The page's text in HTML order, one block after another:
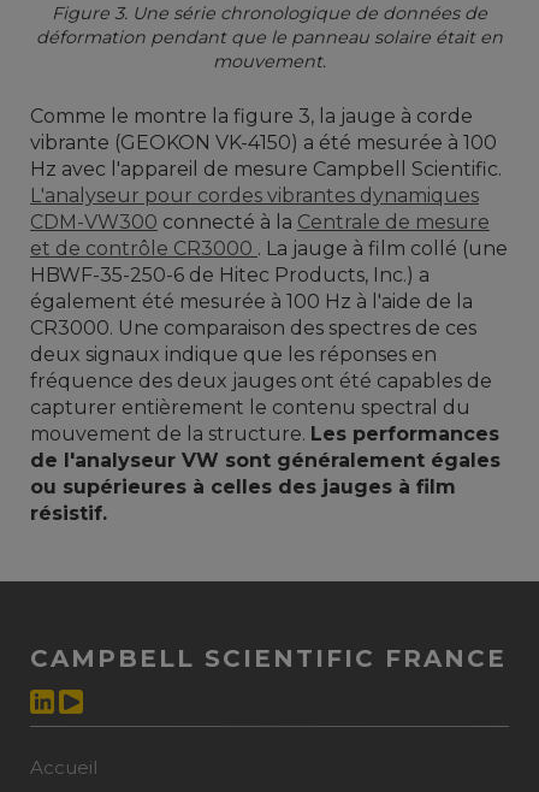
Figure 3. Une série chronologique de données de
déformation pendant que le panneau solaire était en
mouvement.
Comme le montre la figure 3, la jauge à corde
vibrante (GEOKON VK-4150) a été mesurée à 100
Hz avec l'appareil de mesure Campbell Scientific.
L'analyseur pour cordes vibrantes dynamiques
CDM-VW300 connecté à la Centrale de mesure
et de contrôle CR3000 . La jauge à film collé (une
HBWF-35-250-6 de Hitec Products, Inc.) a
également été mesurée à 100 Hz à l'aide de la
CR3000. Une comparaison des spectres de ces
deux signaux indique que les réponses en
fréquence des deux jauges ont été capables de
capturer entièrement le contenu spectral du
mouvement de la structure. Les performances
de l'analyseur VW sont généralement égales
ou supérieures à celles des jauges à film
résistif.
CAMPBELL SCIENTIFIC FRANCE
Accueil